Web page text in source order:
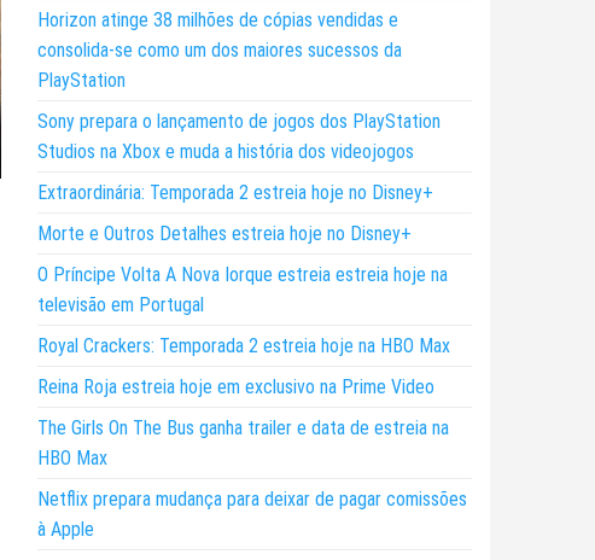
Horizon atinge 38 milhões de cópias vendidas e
consolida-se como um dos maiores sucessos da
PlayStation
Sony prepara o lançamento de jogos dos PlayStation
Studios na Xbox e muda a história dos videojogos
Extraordinária: Temporada 2 estreia hoje no Disney+
Morte e Outros Detalhes estreia hoje no Disney+
O Príncipe Volta A Nova Iorque estreia estreia hoje na
televisão em Portugal
Royal Crackers: Temporada 2 estreia hoje na HBO Max
Reina Roja estreia hoje em exclusivo na Prime Video
The Girls On The Bus ganha trailer e data de estreia na
HBO Max
Netflix prepara mudança para deixar de pagar comissões
à Apple